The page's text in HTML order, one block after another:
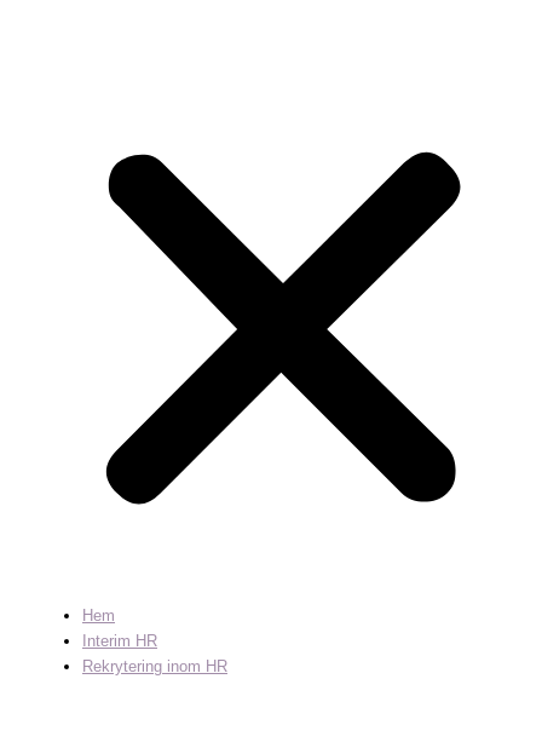
Hem
Interim HR
Rekrytering inom HR